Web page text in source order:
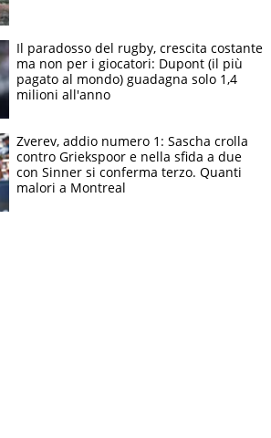
Il paradosso del rugby, crescita costante
ma non per i giocatori: Dupont (il più
pagato al mondo) guadagna solo 1,4
milioni all'anno
Zverev, addio numero 1: Sascha crolla
contro Griekspoor e nella sfida a due
con Sinner si conferma terzo. Quanti
malori a Montreal